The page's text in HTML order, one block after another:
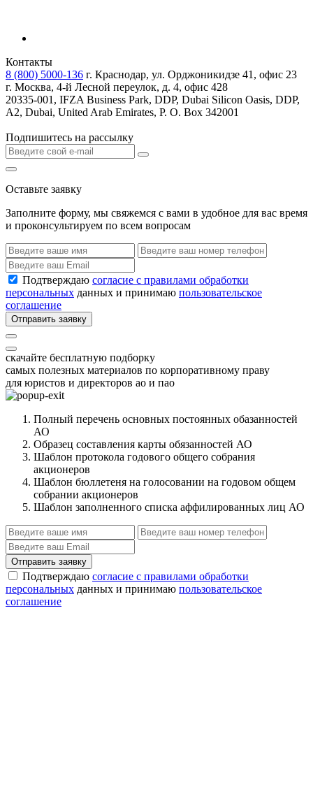
Контакты
8 (800) 5000-136 г. Краснодар, ул. Орджоникидзе 41, офис 23
г. Москва, 4-й Лесной переулок, д. 4, офис 428
20335-001, IFZA Business Park, DDP, Dubai Silicon Oasis, DDP,
A2, Dubai, United Arab Emirates, P. O. Box 342001
Подпишитесь на рассылку
Оставьте заявку
Заполните форму, мы свяжемся с вами в удобное для вас время
и проконсультируем по всем вопросам
Подтверждаю согласие с правилами обработки
персональных данных и принимаю пользовательское
соглашение
Отправить заявку
скачайте бесплатную подборку
самых полезных материалов по корпоративному праву
для юристов и директоров ао и пао
Полный перечень основных постоянных обазанностей
АО
Образец составления карты обязанностей АО
Шаблон протокола годового общего собрания
акционеров
Шаблон бюллетеня на голосовании на годовом общем
собрании акционеров
Шаблон заполненного списка аффилированных лиц АО
Отправить заявку
Подтверждаю согласие с правилами обработки
персональных данных и принимаю пользовательское
соглашение